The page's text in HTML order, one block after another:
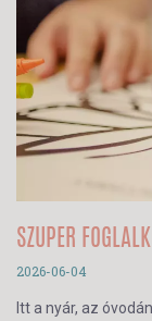
SZUPER
2026-06-04
Itt a nyár, az